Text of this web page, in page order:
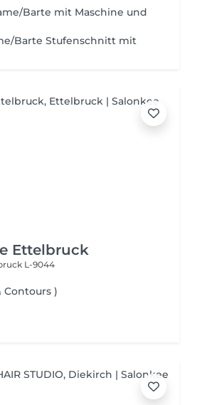
Barte mit Maschine und
Barte Stufenschnitt mit
Ettelbruck
L-9044
Contours )